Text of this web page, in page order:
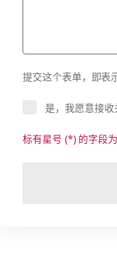
提交这个表单，即表
是，我愿意接
标有星号 (*) 的字段为